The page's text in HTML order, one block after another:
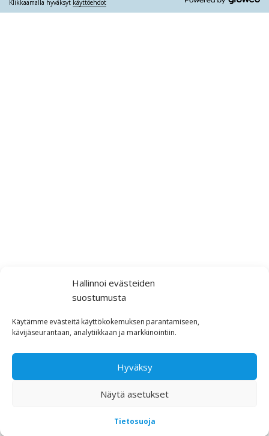
Hallinnoi evästeiden
suostumusta
Käytämme evästeitä käyttökokemuksen parantamiseen,
kävijäseurantaan, analytiikkaan ja markkinointiin.
Hyväksy
Näytä asetukset
Tietosuoja